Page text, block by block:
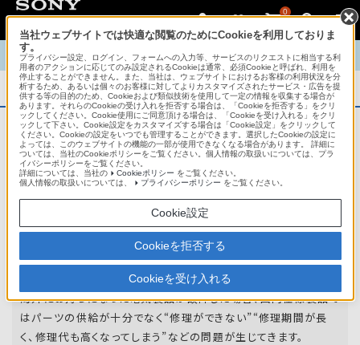
0
TOP 商品概要 商品情報 English 中文
商品概要
アフターサービス
オーバーシーズモデルは、いろいろな国
地域で共通の保証を実施しています。
世界47の国や地域で共通の保証サービスを実施し
ています。
海外にお持ちになった電気製品が故障した場合、国内仕様製品で
はパーツの供給が十分でなく“修理ができない”“修理期間が長
く、修理代も高くなってしまう”などの問題が生じてきます。
当社ウェブサイトでは快適な閲覧のためにCookieを利用しておりま
す。
プライバシー設定、ログイン、フォームへの入力等、サービスのリクエストに相当する利
用者のアクションに応じてのみ設定されるCookieは通常、必須Cookieと呼ばれ、利用を
停止することができません。また、当社は、ウェブサイトにおけるお客様の利用状況を分
析するため、あるいは個々のお客様に対してよりカスタマイズされたサービス・広告を提
供する等の目的のため、Cookieおよび類似技術を使用して一定の情報を収集する場合が
あります。それらのCookieの受け入れを拒否する場合は、「Cookieを拒否する」をクリ
ックしてください。Cookie使用にご同意頂ける場合は、「Cookieを受け入れる」をクリ
ックして下さい。Cookie設定をカスタマイズする場合は「Cookie設定」をクリックして
ください。Cookieの設定をいつでも管理することができます。選択したCookieの設定に
よっては、このウェブサイトの機能の一部が使用できなくなる場合があります。 詳細に
ついては、当社のCookieポリシーをご覧ください。個人情報の取扱いについては、プラ
イバシーポリシーをご覧ください。
詳細については、当社の
Cookieポリシー をご覧ください。
個人情報の取扱いについては、
プライバシーポリシー をご覧ください。
Cookie設定
Cookieを拒否する
Cookieを受け入れる